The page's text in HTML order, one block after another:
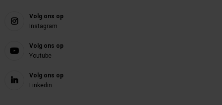
Volg ons op
Instagram
Volg ons op
Youtube
Volg ons op
Linkedin